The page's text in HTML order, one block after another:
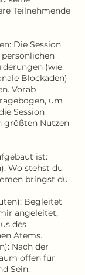
Teilnehmende
Die Session
(wie
Blockaden)
Vorab
um
Session
größten Nutzen
ist:
Wo stehst du
bringst du
Begleitet
angeleitet,
des
Atems.
Nach der
offen für
Sein.